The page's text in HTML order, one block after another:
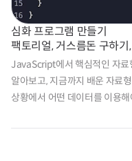
심화 프로그램 만들기
팩토리얼, 거스름돈 구하기
JavaScript에서 핵심적인 자료
알아보고, 지금까지 배운 자료
상황에서 어떤 데이터를 이용